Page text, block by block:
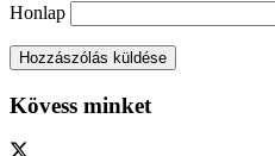
Honlap
Kövess minket